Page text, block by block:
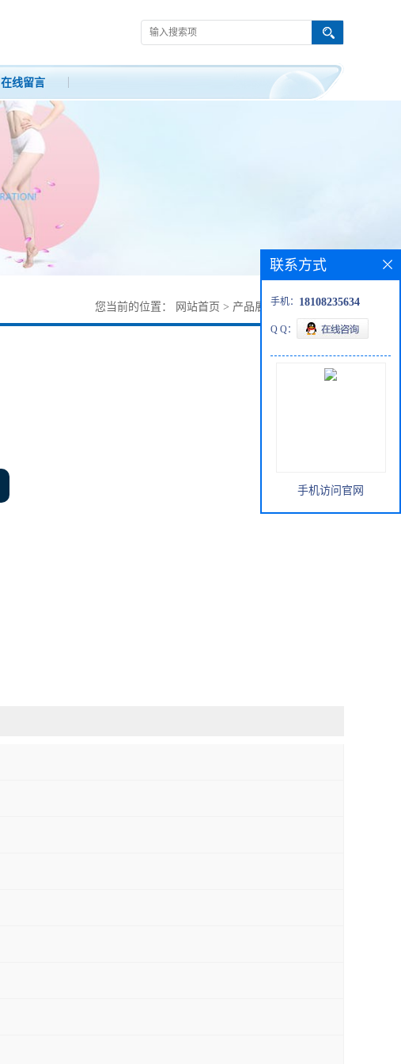
在线留言
您当前的位置： 网站首页 > 产品展厅 >660846-97-9
联系方式
手机： 18108235634
Q Q：
手机访问官网